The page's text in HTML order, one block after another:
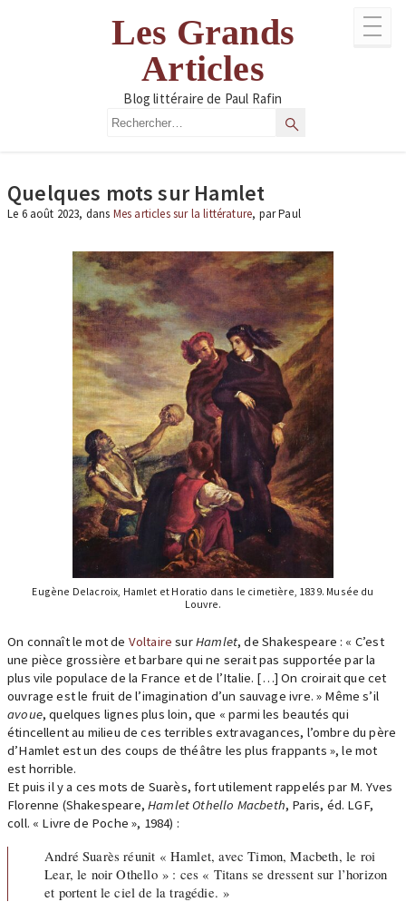
Les Grands
Articles
Blog littéraire de Paul Rafin
Rechercher Rechercher
Quelques mots sur Hamlet
Le 6 août 2023, dans Mes articles sur la littérature, par Paul
Eugène Delacroix, Hamlet et Horatio dans le cimetière, 1839. Musée du
Louvre.
On connaît le mot de Voltaire surHamlet, de Shakespeare : « C’est
une pièce grossière et barbare qui ne serait pas supportée par la
plus vile populace de la France et de l’Italie. […] On croirait que cet
ouvrage est le fruit de l’imagination d’un sauvage ivre. » Même s’il
avoue, quelques lignes plus loin, que « parmi les beautés qui
étincellent au milieu de ces terribles extravagances, l’ombre du père
d’Hamlet est un des coups de théâtre les plus frappants », le mot
est horrible.
Et puis il y a ces mots de Suarès, fort utilement rappelés par M. Yves
Florenne (Shakespeare,Hamlet Othello Macbeth, Paris, éd. LGF,
coll. « Livre de Poche », 1984) :
André Suarès réunit « Hamlet, avec Timon, Macbeth, le roi
Lear, le noir Othello » : ces « Titans se dressent sur l’horizon
et portent le ciel de la tragédie. »